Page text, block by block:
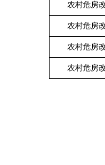
农村危房
农村危房
农村危房
农村危房